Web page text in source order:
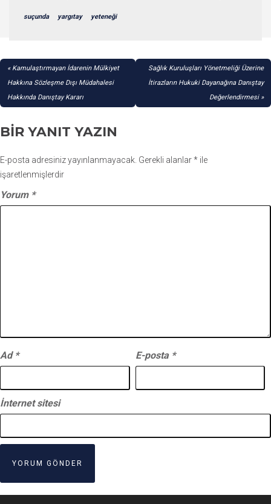
suçunda yargıtay yeteneği
YAZI
GEZINMESI
Kamulaştırmayan İdarenin Mülkiyet
Hakkına Sözleşme Dışı Müdahalesi
Hakkında Danıştay Kararı
Sağlık Kuruluşları Yönetmeliği Üzerine
İtirazların Hukuki Dayanağına Danıştay
Değerlendirmesi
BIR YANIT YAZIN
E-posta adresiniz yayınlanmayacak. Gerekli alanlar* ile
işaretlenmişlerdir
Yorum *
Ad * E-posta *
İnternet sitesi